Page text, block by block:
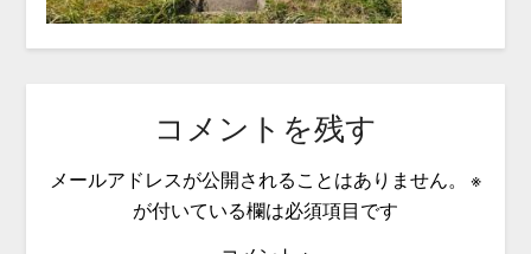
コメントを残す
メールアドレスが公開されることはありません。
※
が付いている欄は必須項目です